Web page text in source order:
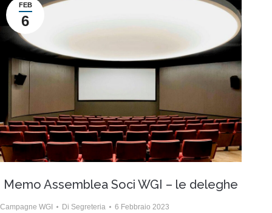
FEB
6
Memo Assemblea Soci WGI – le deleghe
Campagne WGI Di Segreteria 6 Febbraio 2023